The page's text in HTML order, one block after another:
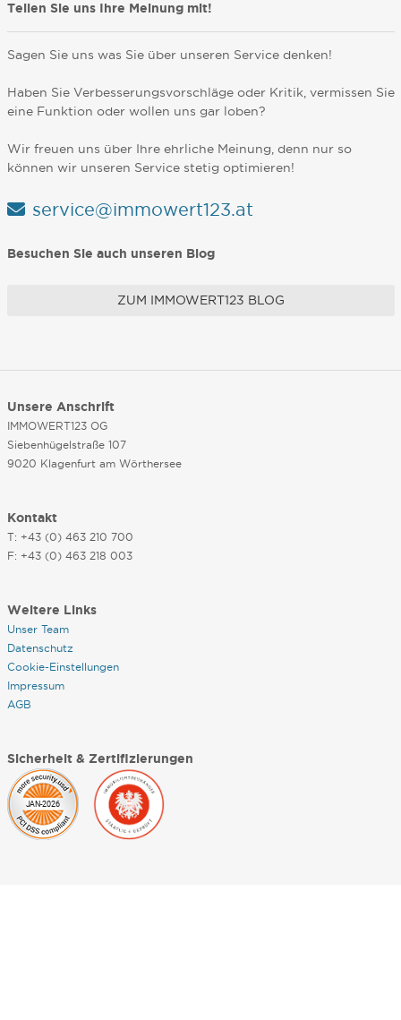
Teilen Sie uns Ihre Meinung mit!
Sagen Sie uns was Sie über unseren Service denken!
Haben Sie Verbesserungsvorschläge oder Kritik, vermissen Sie
eine Funktion oder wollen uns gar loben?
Wir freuen uns über Ihre ehrliche Meinung, denn nur so
können wir unseren Service stetig optimieren!
service@immowert123.at
Besuchen Sie auch unseren Blog
ZUM IMMOWERT123 BLOG
Unsere Anschrift
IMMOWERT123 OG
Siebenhügelstraße 107
9020 Klagenfurt am Wörthersee
Kontakt
T: +43 (0) 463 210 700
F: +43 (0) 463 218 003
Weitere Links
Unser Team
Datenschutz
Cookie-Einstellungen
Impressum
AGB
Sicherheit & Zertifizierungen